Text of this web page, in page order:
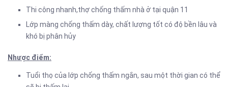
Thi công nhanh,thợ chống thấm nhà ở tại quận 11
Lớp màng chống thấm dày, chất lượng tốt có độ bền lâu và
khó bị phân hủy
Nhược điểm:
Tuổi thọ của lớp chống thấm ngắn, sau một thời gian có thể